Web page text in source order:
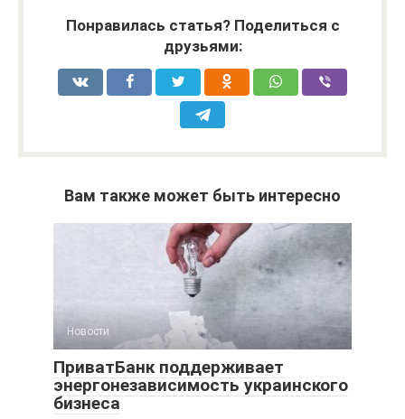
Понравилась статья? Поделиться с
друзьями:
Вам также может быть интересно
Новости
ПриватБанк поддерживает
энергонезависимость украинского
бизнеса